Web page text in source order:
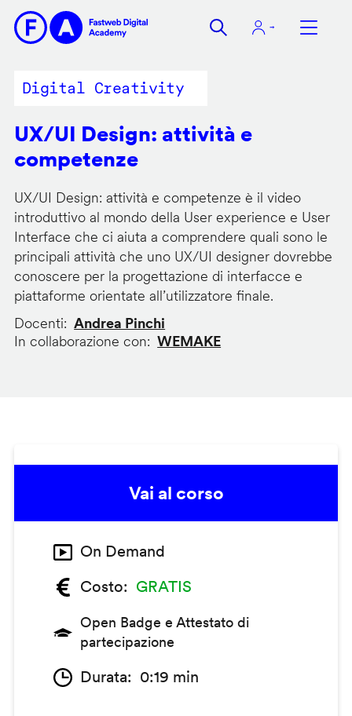
contenuto
Digital Creativity
UX/UI Design: attività e
competenze
UX/UI Design: attività e competenze è il video
introduttivo al mondo della User experience e User
Interface che ci aiuta a comprendere quali sono le
principali attività che uno UX/UI designer dovrebbe
conoscere per la progettazione di interfacce e
piattaforme orientate all’utilizzatore finale.
Docenti
Andrea Pinchi
In collaborazione con
WEMAKE
Vai al corso
On Demand
Costo
GRATIS
Open Badge e Attestato di
partecipazione
Durata 0:19 min